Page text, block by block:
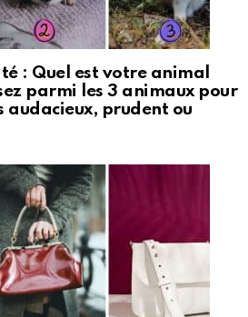
: Quel est votre animal
parmi les 3 animaux pour
audacieux, prudent ou